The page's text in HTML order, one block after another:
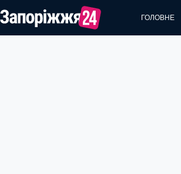
до
вмісту
ГОЛОВНЕ